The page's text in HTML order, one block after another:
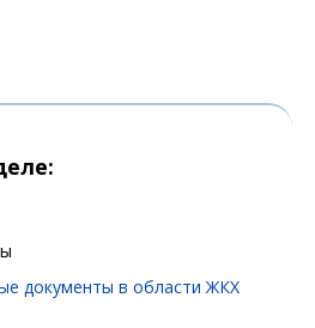
документы в области ЖКХ